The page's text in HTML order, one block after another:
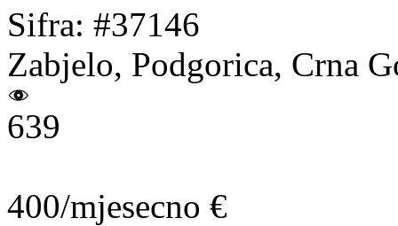
Sifra: #37146
Zabjelo, Podgorica, Crna
639
400/mjesecno €